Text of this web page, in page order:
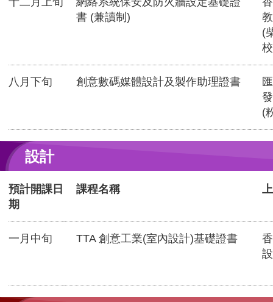
書 (兼讀制)
(
八月下旬 創意數碼媒體設計及製作助理證書
(
設計
預計開課日
期
課程名稱
一月中旬 TTA 創意工業(室內設計)基礎證書